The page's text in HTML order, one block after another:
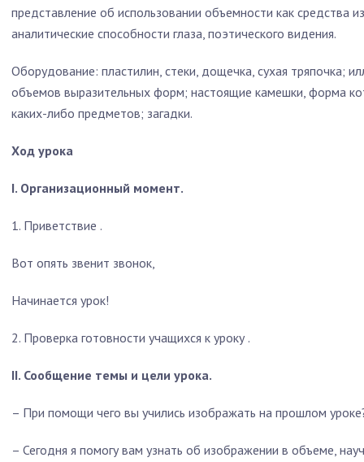
представление об использовании объемности как средства
аналитические способности глаза, поэтического видения.
Оборудование: пластилин, стеки, дощечка, сухая тряпочка;
объемов выразительных форм; настоящие камешки, форма
каких-либо предметов; загадки.
Ход урока
I. Организационный момент.
1. Приветствие .
Вот опять звенит звонок,
Начинается урок!
2. Проверка готовности учащихся к уроку .
II. Сообщение темы и цели урока.
– При помощи чего вы учились изображать на прошлом
– Сегодня я помогу вам узнать об изображении в объеме,